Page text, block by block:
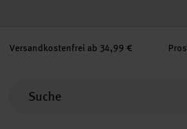
Versandkostenfrei ab 34,99 €